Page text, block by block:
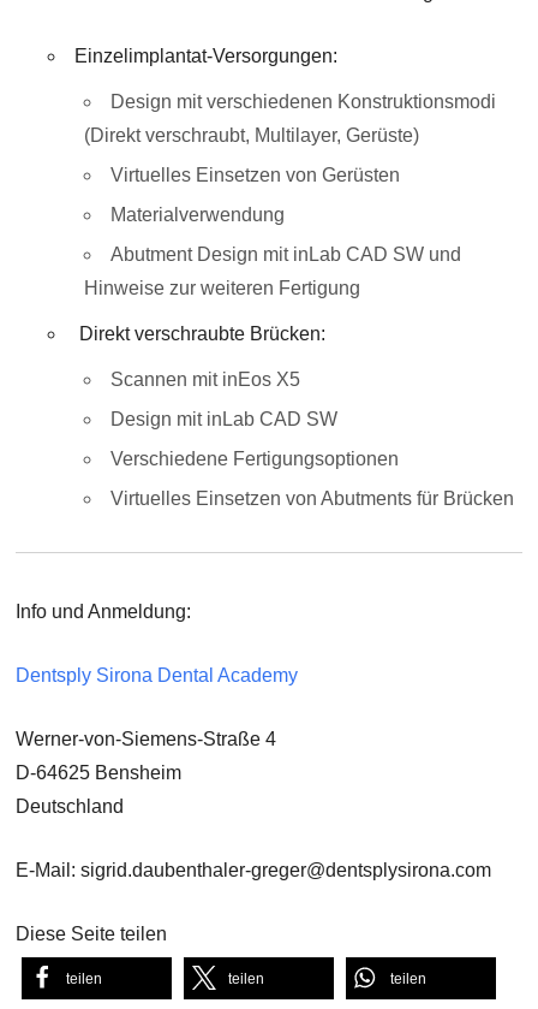
Einzelimplantat-Versorgungen:
Design mit verschiedenen Konstruktionsmodi
(Direkt verschraubt, Multilayer, Gerüste)
Virtuelles Einsetzen von Gerüsten
Materialverwendung
Abutment Design mit inLab CAD SW und
Hinweise zur weiteren Fertigung
Direkt verschraubte Brücken:
Scannen mit inEos X5
Design mit inLab CAD SW
Verschiedene Fertigungsoptionen
Virtuelles Einsetzen von Abutments für Brücken
Info und Anmeldung:
Dentsply Sirona Dental Academy
Werner-von-Siemens-Straße 4
D-64625 Bensheim
Deutschland
E-Mail: sigrid.daubenthaler-greger@dentsplysirona.com
Diese Seite teilen
teilen teilen teilen